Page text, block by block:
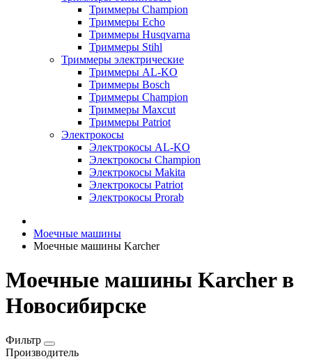
Триммеры Champion
Триммеры Echo
Триммеры Husqvarna
Триммеры Stihl
Триммеры электрические
Триммеры AL-KO
Триммеры Bosch
Триммеры Champion
Триммеры Maxcut
Триммеры Patriot
Электрокосы
Электрокосы AL-KO
Электрокосы Champion
Электрокосы Makita
Электрокосы Patriot
Электрокосы Prorab
Моечные машины
Моечные машины Karcher
Моечные машины Karcher в
Новосибирске
Фильтр
Производитель